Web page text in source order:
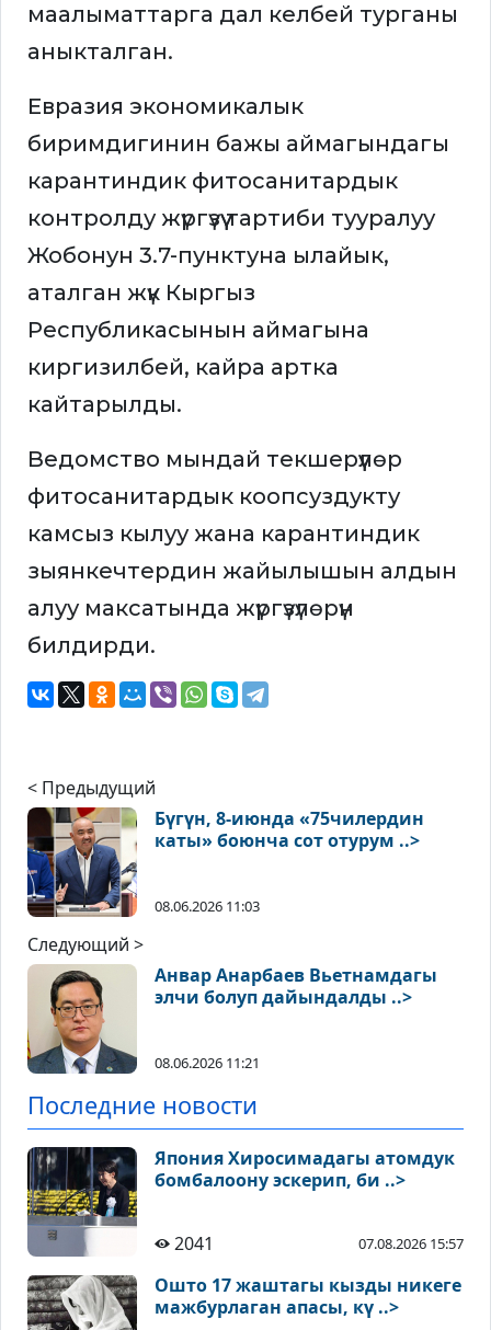
маалыматтарга дал келбей турганы
аныкталган.
Евразия экономикалык
биримдигинин бажы аймагындагы
карантиндик фитосанитардык
контролду жүргүзүү тартиби тууралуу
Жобонун 3.7-пунктуна ылайык,
аталган жүк Кыргыз
Республикасынын аймагына
киргизилбей, кайра артка
кайтарылды.
Ведомство мындай текшерүүлөр
фитосанитардык коопсуздукту
камсыз кылуу жана карантиндик
зыянкечтердин жайылышын алдын
алуу максатында жүргүзүлөрүн
билдирди.
< Предыдущий
Бүгүн, 8-июнда «75чилердин
каты» боюнча сот отурум ..>
08.06.2026 11:03
Следующий >
Анвар Анарбаев Вьетнамдагы
элчи болуп дайындалды ..>
08.06.2026 11:21
Последние новости
Япония Хиросимадагы атомдук
бомбалоону эскерип, би ..>
2041 07.08.2026 15:57
Ошто 17 жаштагы кызды никеге
мажбурлаган апасы, кү ..>